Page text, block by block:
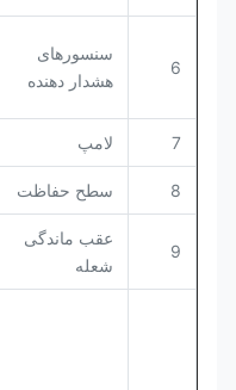
6
سنسورهای
هشدار دهنده
7 لامپ
8 سطح حفاظت
9
عقب ماندگی
شعله